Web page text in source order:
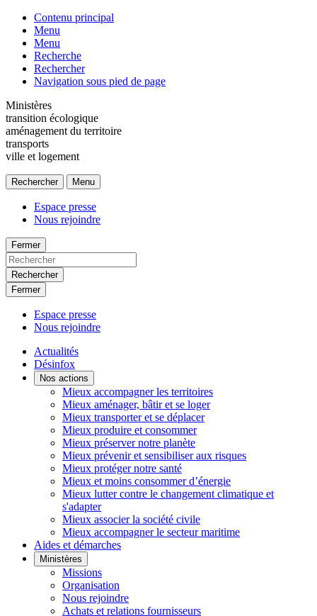
Contenu principal
Menu
Menu
Recherche
Rechercher
Navigation sous pied de page
Ministères
transition écologique
aménagement du territoire
transports
ville et logement
Rechercher Menu
Espace presse
Nous rejoindre
Fermer
Rechercher
Fermer
Espace presse
Nous rejoindre
Actualités
Désinfox
Nos actions
Mieux accompagner les territoires
Mieux aménager, bâtir et se loger
Mieux transporter et se déplacer
Mieux produire et consommer
Mieux préserver notre planète
Mieux prévenir et sensibiliser aux risques
Mieux protéger notre santé
Mieux et moins consommer d’énergie
Mieux lutter contre le changement climatique et
s'adapter
Mieux associer la société civile
Mieux accompagner le secteur maritime
Aides et démarches
Ministères
Missions
Organisation
Nous rejoindre
Achats et relations fournisseurs